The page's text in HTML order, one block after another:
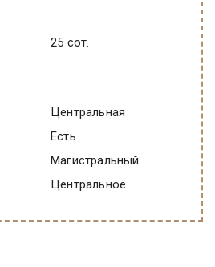
25 сот.
Центральная
есть
Магистральный
Центральное